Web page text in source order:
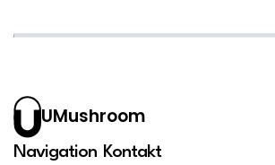
UMushroom
Navigation Kontakt